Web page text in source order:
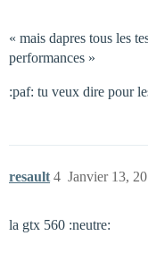
« mais dapres tous les
performances »
:paf: tu veux dire pour
resault Janvier 13,
4
la gtx 560 :neutre: